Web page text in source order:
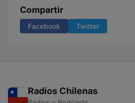
Compartir
Facebook Twitter
Radios Chilenas